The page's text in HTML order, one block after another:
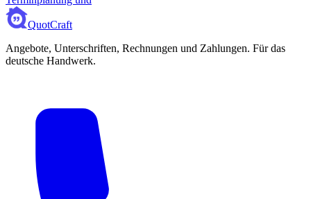
QuotCraft
Angebote, Unterschriften, Rechnungen und Zahlungen. Für das
deutsche Handwerk.